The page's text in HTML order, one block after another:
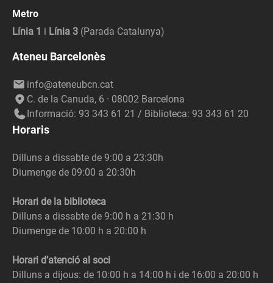
Metro
Línia 1 i Línia 3 (Parada Catalunya)
Ateneu Barcelonès
info@ateneubcn.cat
C. de la Canuda, 6 · 08002 Barcelona
Informació: 93 343 61 21 / Biblioteca: 93 343 61 20
Horaris
Dilluns a dissabte de 9:00 a 23:30h
Diumenge de 09:00 a 20:30h
Horari de la biblioteca
Dilluns a dissabte de 9:00 h a 21:30 h
Diumenge de 10:00 h a 20:00 h
Horari d’atenció al soci
Dilluns a dijous: de 10:00 h a 14:00 h i de 16:00 a 20:00 h